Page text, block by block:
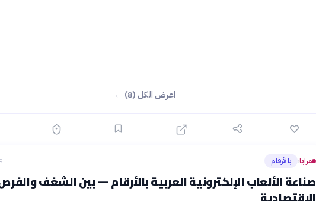
اعرض الكل (8) ←
مرايا› بالأرقام
صناعة الألعاب الإلكترونية العربية بالأرقام — بين الشغف